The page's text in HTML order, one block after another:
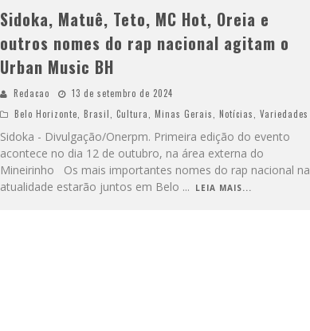
Sidoka, Matuê, Teto, MC Hot, Oreia e
outros nomes do rap nacional agitam o
Urban Music BH
Redacao
13 de setembro de 2024
Belo Horizonte Brasil Cultura Minas Gerais Notícias Variedades
Sidoka - Divulgação/Onerpm. Primeira edição do evento
acontece no dia 12 de outubro, na área externa do
Mineirinho Os mais importantes nomes do rap nacional na
atualidade estarão juntos em Belo ... LEIA MAIS...